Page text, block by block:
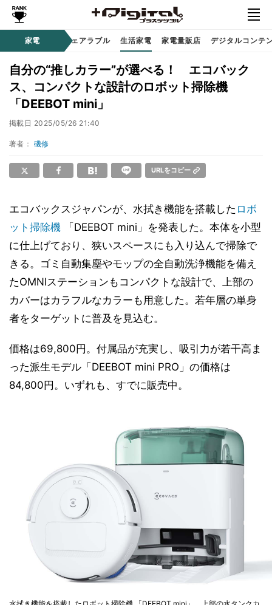
家電
ディオ 時計 / ウェアラブル 生活家電 家電量販店 デジタルコンテ
自分の“推しカラー”が選べる！ エコバック
ス、コンパクトな設計のロボット掃除機
「DEEBOT mini」
掲載日 2025/05/26 21:40
著者： 磯修
URLをコピー
エコバックスジャパンが、水拭き機能を搭載した ロボ
ット掃除機 「DEEBOT mini」を発表した。本体を小型
に仕上げており、狭いスペースにも入り込んで掃除で
きる。ゴミ自動集塵やモップの全自動洗浄機能を備え
たOMNIステーションもコンパクトな設計で、上部の
カバーはカラフルなカラーも用意した。若年層の単身
者をターゲットに普及を見込む。
価格は69,800円。付属品が充実し、吸引力が若干高ま
った派生モデル「DEEBOT mini PRO」の価格は
84,800円。いずれも、すでに販売中。